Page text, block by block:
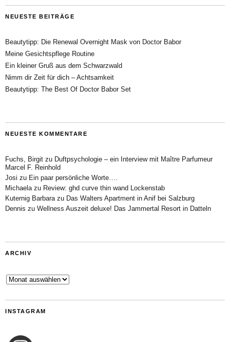
NEUESTE BEITRÄGE
Beautytipp: Die Renewal Overnight Mask von Doctor Babor
Meine Gesichtspflege Routine
Ein kleiner Gruß aus dem Schwarzwald
Nimm dir Zeit für dich – Achtsamkeit
Beautytipp: The Best Of Doctor Babor Set
NEUESTE KOMMENTARE
Fuchs, Birgit zu Duftpsychologie – ein Interview mit Maître Parfumeur
Marcel F. Reinhold
Josi zu Ein paar persönliche Worte….
Michaela zu Review: ghd curve thin wand Lockenstab
Kuternig Barbara zu Das Walters Apartment in Anif bei Salzburg
Dennis zu Wellness Auszeit deluxe! Das Jammertal Resort in Datteln
ARCHIV
Archiv
INSTAGRAM